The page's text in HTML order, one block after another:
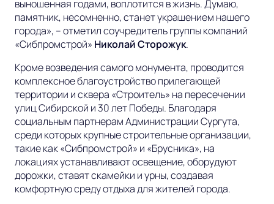
выношенная годами, воплотится в жизнь. Думаю,
памятник, несомненно, станет украшением нашего
города», – отметил соучредитель группы компаний
«Сибпромстрой» Николай Сторожук.
Кроме возведения самого монумента, проводится
комплексное благоустройство прилегающей
территории и сквера «Строитель» на пересечении
улиц Сибирской и 30 лет Победы. Благодаря
социальным партнерам Администрации Сургута,
среди которых крупные строительные организации,
такие как «Сибпромстрой» и «Брусника», на
локациях устанавливают освещение, оборудуют
дорожки, ставят скамейки и урны, создавая
комфортную среду отдыха для жителей города.